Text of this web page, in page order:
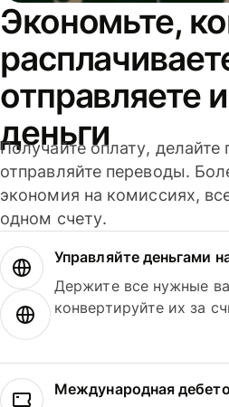
Экономьте,
отправляете
деньги
Получайте оплату, делайте
отправляйте переводы.
экономия на комиссиях,
одном счету.
Управляйте деньгами
Держите все нужные
конвертируйте их за
Международная